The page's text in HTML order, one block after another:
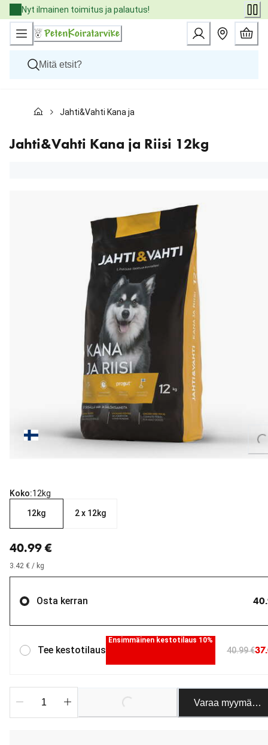
Skip
to
Content
Nyt ilmainen toimitus ja palautus!
Kissat
Eläinlääkäriruoat
Tuotemerkit
Jahti&Vahti Kana ja Riisi 12kg
Jahti&Vahti Kana ja Riisi 12kg
Loading...
Koko:12kg
12kg 2 x 12kg
40.99 €
3.42 € / kg
Osta kerran
Tee kestotilaus
Ensimmäinen kestotilaus 10%
40.99 €
Loading... Varaa